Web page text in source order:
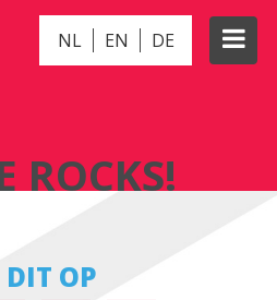
NL EN DE
ROCKS!
DIT OP